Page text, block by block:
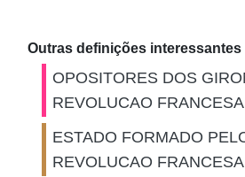
Outras definições interessantes
OPOSITORES DOS
REVOLUCAO FRANCESA
ESTADO FORMADO
REVOLUCAO FRANCESA